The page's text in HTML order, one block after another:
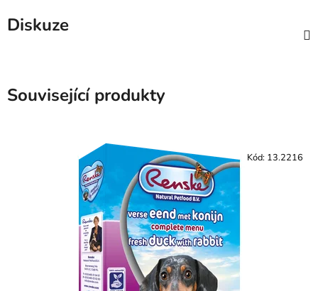
Diskuze
Související produkty
Kód: 13.2216